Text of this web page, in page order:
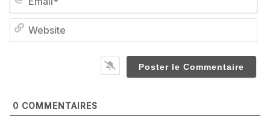
0 COMMENTAIRES